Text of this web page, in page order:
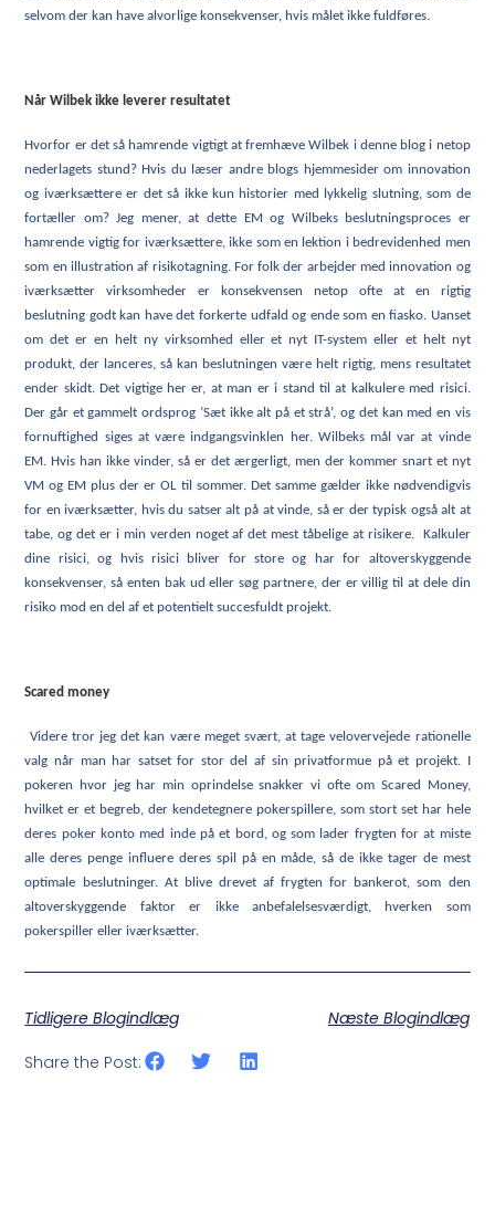
selvom der kan have alvorlige konsekvenser, hvis målet ikke fuldføres.
Når Wilbek ikke leverer resultatet
Hvorfor er det så hamrende vigtigt at fremhæve Wilbek i denne blog i netop
nederlagets stund? Hvis du læser andre blogs hjemmesider om innovation
og iværksættere er det så ikke kun historier med lykkelig slutning, som de
fortæller om? Jeg mener, at dette EM og Wilbeks beslutningsproces er
hamrende vigtig for iværksættere, ikke som en lektion i bedrevidenhed men
som en illustration af risikotagning. For folk der arbejder med innovation og
iværksætter virksomheder er konsekvensen netop ofte at en rigtig
beslutning godt kan have det forkerte udfald og ende som en fiasko. Uanset
om det er en helt ny virksomhed eller et nyt IT-system eller et helt nyt
produkt, der lanceres, så kan beslutningen være helt rigtig, mens resultatet
ender skidt. Det vigtige her er, at man er i stand til at kalkulere med risici.
Der går et gammelt ordsprog ’Sæt ikke alt på et strå’, og det kan med en vis
fornuftighed siges at være indgangsvinklen her. Wilbeks mål var at vinde
EM. Hvis han ikke vinder, så er det ærgerligt, men der kommer snart et nyt
VM og EM plus der er OL til sommer. Det samme gælder ikke nødvendigvis
for en iværksætter, hvis du satser alt på at vinde, så er der typisk også alt at
tabe, og det er i min verden noget af det mest tåbelige at risikere. Kalkuler
dine risici, og hvis risici bliver for store og har for altoverskyggende
konsekvenser, så enten bak ud eller søg partnere, der er villig til at dele din
risiko mod en del af et potentielt succesfuldt projekt.
Scared money
Videre tror jeg det kan være meget svært, at tage velovervejede rationelle
valg når man har satset for stor del af sin privatformue på et projekt. I
pokeren hvor jeg har min oprindelse snakker vi ofte om Scared Money,
hvilket er et begreb, der kendetegnere pokerspillere, som stort set har hele
deres poker konto med inde på et bord, og som lader frygten for at miste
alle deres penge influere deres spil på en måde, så de ikke tager de mest
optimale beslutninger. At blive drevet af frygten for bankerot, som den
altoverskyggende faktor er ikke anbefalelsesværdigt, hverken som
pokerspiller eller iværksætter.
Tidligere Blogindlæg Næste Blogindlæg
Share the Post: